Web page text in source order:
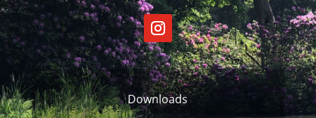
Downloads